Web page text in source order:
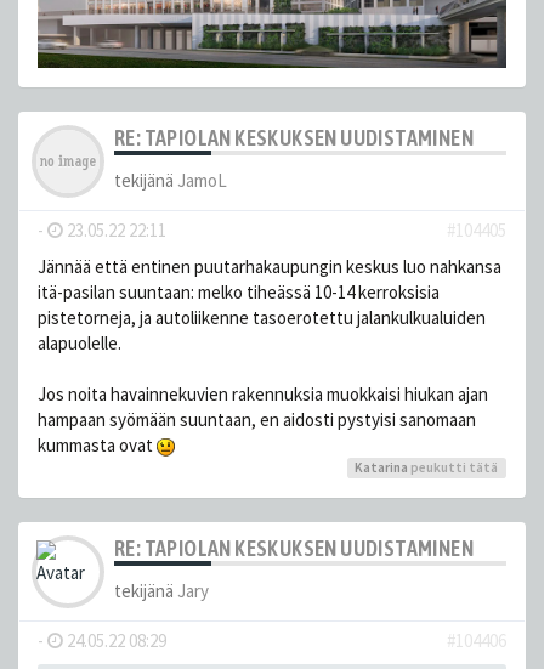
RE: TAPIOLAN KESKUKSEN UUDISTAMINEN
tekijänä JamoL
- 23.05.22 22:11
#104405
Jännää että entinen puutarhakaupungin keskus luo nahkansa
itä-pasilan suuntaan: melko tiheässä 10-14 kerroksisia
pistetorneja, ja autoliikenne tasoerotettu jalankulkualuiden
alapuolelle.
Jos noita havainnekuvien rakennuksia muokkaisi hiukan ajan
hampaan syömään suuntaan, en aidosti pystyisi sanomaan
kummasta ovat
Katarina peukutti tätä
RE: TAPIOLAN KESKUKSEN UUDISTAMINEN
tekijänä Jary
- 24.05.22 08:29
#104406